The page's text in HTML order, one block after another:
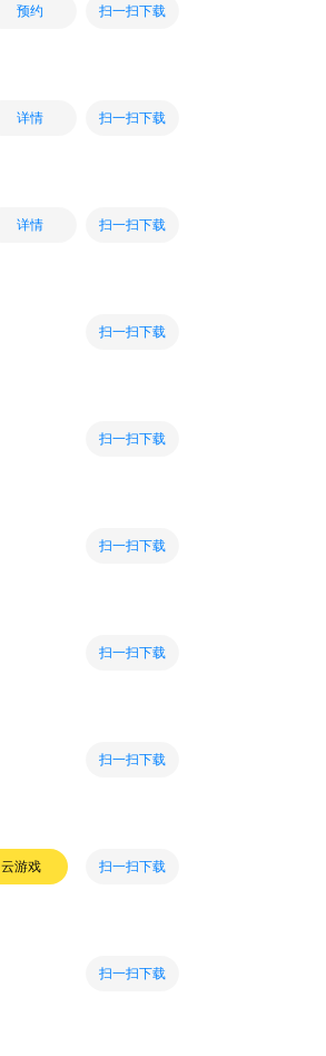
预约 扫一扫下载
详情 扫一扫下载
详情 扫一扫下载
扫一扫下载
扫一扫下载
扫一扫下载
扫一扫下载
扫一扫下载
云游戏 扫一扫下载
扫一扫下载